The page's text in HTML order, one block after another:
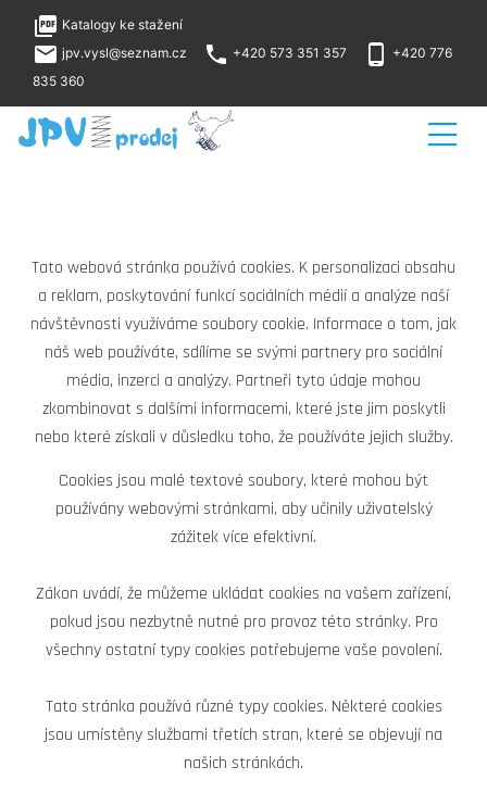
Tato webová stránka používá cookies. K personalizaci obsahu
a reklam, poskytování funkcí sociálních médií a analýze naší
návštěvnosti využíváme soubory cookie. Informace o tom, jak
náš web používáte, sdílíme se svými partnery pro sociální
média, inzerci a analýzy. Partneři tyto údaje mohou
zkombinovat s dalšími informacemi, které jste jim poskytli
nebo které získali v důsledku toho, že používáte jejich služby.
Cookies jsou malé textové soubory, které mohou být
používány webovými stránkami, aby učinily uživatelský
zážitek více efektivní.
Zákon uvádí, že můžeme ukládat cookies na vašem zařízení,
pokud jsou nezbytně nutné pro provoz této stránky. Pro
všechny ostatní typy cookies potřebujeme vaše povolení.
Tato stránka používá různé typy cookies. Některé cookies
jsou umístěny službami třetích stran, které se objevují na
našich stránkách.
picture_as_pdf Katalogy ke stažení
local_post_office jpv.vysl@seznam.cz phone +420 573 351 357 phone_android
+420 776
835 360